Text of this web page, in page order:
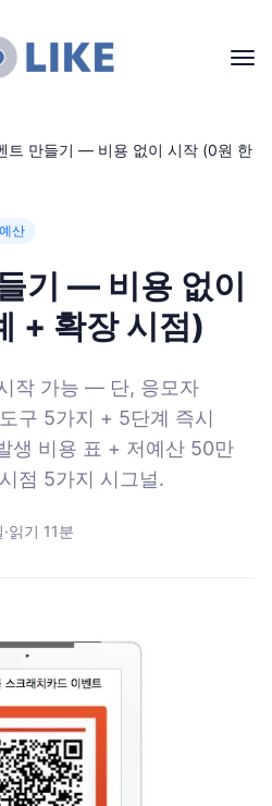
트 만들기 — 비용 없이 시작 (0원 한
산
기 — 비용 없이
+ 확장 시점)
작 가능 — 단, 응모자
구 5가지 + 5단계 즉시
생 비용 표 + 저예산 50만
점 5가지 시그널.
·읽기 11분